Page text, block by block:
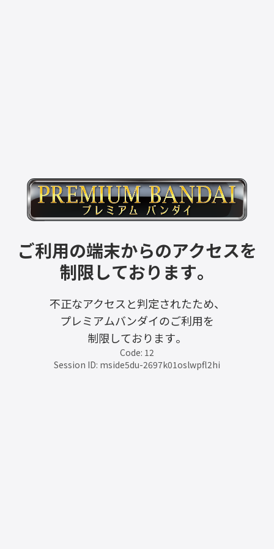
ご利用の端末からのアクセスを
制限しております。
不正なアクセスと判定されたため、
プレミアムバンダイのご利用を
制限しております。
Code: 12
Session ID: mside5du-2697k01oslwpfl2hi